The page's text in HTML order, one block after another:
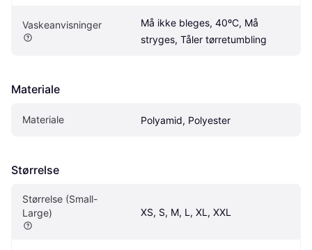
Vaskeanvisninger
Må ikke bleges, 40ºC, Må
stryges, Tåler tørretumbling
Materiale
Materiale Polyamid, Polyester
Størrelse
Størrelse (Small-
Large)
XS, S, M, L, XL, XXL